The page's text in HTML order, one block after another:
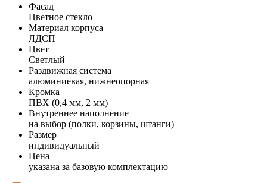
Фасад
Цветное стекло
Материал корпуса
ЛДСП
Цвет
Светлый
Раздвижная система
алюминиевая, нижнеопорная
Кромка
ПВХ (0,4 мм, 2 мм)
Внутреннее наполнение
на выбор (полки, корзины, штанги)
Размер
индивидуальный
Цена
указана за базовую комплектацию